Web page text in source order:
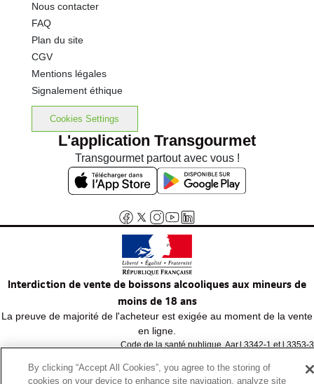
Nous contacter
FAQ
Plan du site
CGV
Mentions légales
Signalement éthique
Cookies Settings
L'application Transgourmet
Transgourmet partout avec vous !
Interdiction de vente de boissons alcooliques aux mineurs de
moins de 18 ans
La preuve de majorité de l'acheteur est exigée au moment de la vente
en ligne.
Code de la santé publique, Aar.l.3342-1 et l.3353-3
By clicking “Accept All Cookies”, you agree to the storing of
cookies on your device to enhance site navigation, analyze site